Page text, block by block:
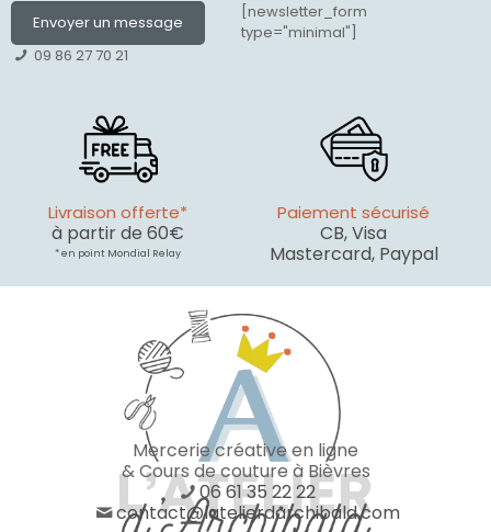
Envoyer un message
09 86 27 70 21
[newsletter_form
type="minimal"]
Livraison offerte*
à partir de 60€
* en point Mondial Relay
Paiement sécurisé
CB, Visa
Mastercard, Paypal
Mercerie créative en ligne
& Cours de couture à Bièvres
06 61 35 22 22
contact@latelierdarchibald.com